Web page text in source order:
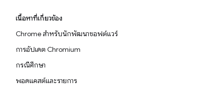
เนื้อหาที่เกี่ยวข้อง
Chrome สำหรับนักพัฒนาซอฟต์แวร์
การอัปเดต Chromium
กรณีศึกษา
พอดแคสต์และรายการ